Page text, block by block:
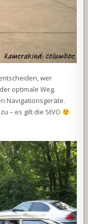
wer
optimale Weg.
Navigationsgeräte.
– es gilt die StVO